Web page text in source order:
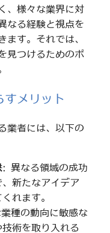
、様々な業界に対
なる経験と視点を
ます。それでは、
見つけるためのポ
すメリット
業者には、以下の
: 異なる領域の成功
新たなアイデア
れます。
種の動向に敏感な
術を取り入れる